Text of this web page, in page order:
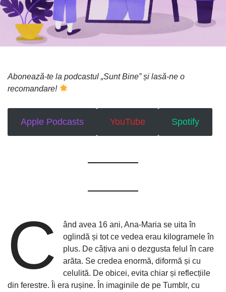
Abonează-te la podcastul „Sunt Bine” și lasă-ne o
recomandare!
Apple Podcasts YouTube Spotify
C
ând avea 16 ani, Ana-Maria se uita în
oglindă și tot ce vedea erau kilogramele în
plus. De câțiva ani o dezgusta felul în care
arăta. Se credea enormă, diformă și cu
celulită. De obicei, evita chiar și reflecțiile
din ferestre. Îi era rușine. În imaginile de pe Tumblr, cu